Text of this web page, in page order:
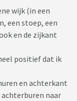
wijk (in een
een stoep, een
en de zijkant
positief dat ik
en achterkant
achterburen naar